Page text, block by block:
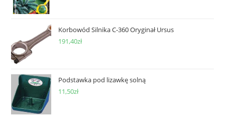
Korbowód Silnika C-360 Oryginał Ursus
191,40zł
Podstawka pod lizawkę solną
11,50zł